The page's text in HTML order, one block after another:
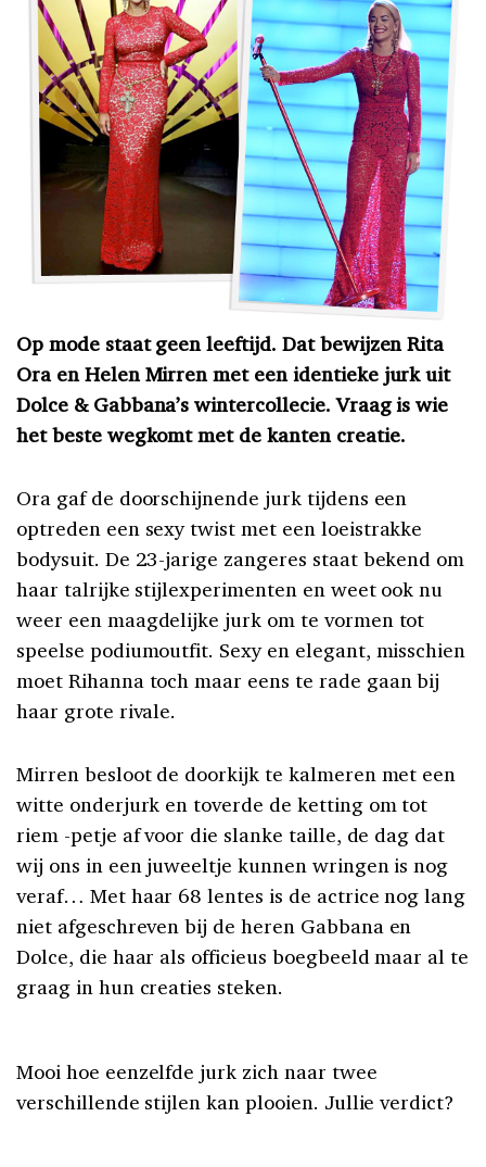
Op mode staat geen leeftijd. Dat bewijzen Rita
Ora en Helen Mirren met een identieke jurk uit
Dolce & Gabbana’s wintercollecie. Vraag is wie
het beste wegkomt met de kanten creatie.
Ora gaf de doorschijnende jurk tijdens een
optreden een sexy twist met een loeistrakke
bodysuit. De 23-jarige zangeres staat bekend om
haar talrijke stijlexperimenten en weet ook nu
weer een maagdelijke jurk om te vormen tot
speelse podiumoutfit. Sexy en elegant, misschien
moet Rihanna toch maar eens te rade gaan bij
haar grote rivale.
Mirren besloot de doorkijk te kalmeren met een
witte onderjurk en toverde de ketting om tot
riem -petje af voor die slanke taille, de dag dat
wij ons in een juweeltje kunnen wringen is nog
veraf… Met haar 68 lentes is de actrice nog lang
niet afgeschreven bij de heren Gabbana en
Dolce, die haar als officieus boegbeeld maar al te
graag in hun creaties steken.
Mooi hoe eenzelfde jurk zich naar twee
verschillende stijlen kan plooien. Jullie verdict?